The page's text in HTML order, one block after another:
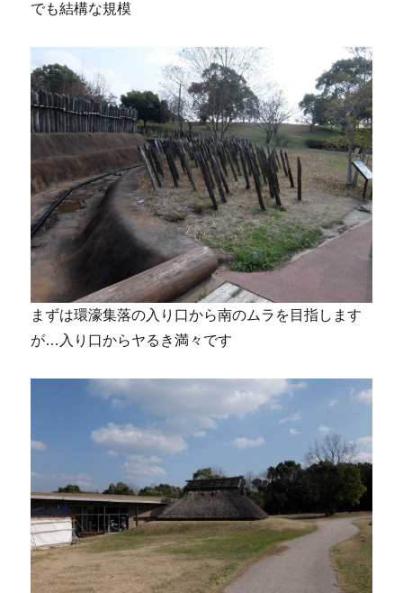
でも結構な規模
まずは環濠集落の入り口から南のムラを目指します
が…入り口からヤるき満々です